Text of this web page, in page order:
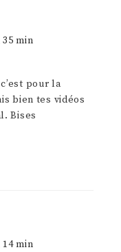
35 min
pour la
bien tes vidéos
Bises
14 min